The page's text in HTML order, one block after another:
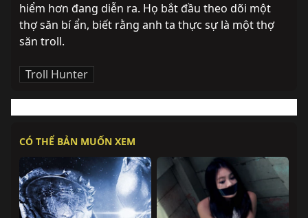
hiểm hơn đang diễn ra. Họ bắt đầu theo dõi một
thợ săn bí ẩn, biết rằng anh ta thực sự là một thợ
săn troll.
Troll Hunter
CÓ THỂ BẢN MUỐN XEM